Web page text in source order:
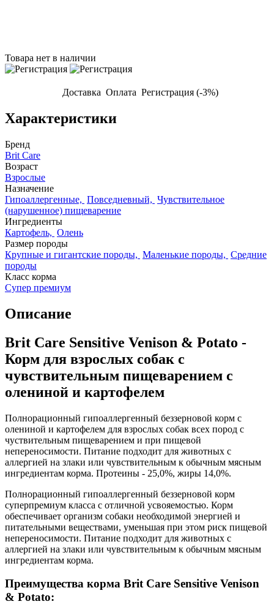
Товара нет в наличии
Доставка Оплата Регистрация (-3%)
Характеристики
Бренд
Brit Care
Возраст
Взрослые
Назначение
Гипоаллергенные, Повседневный, Чувствительное
(нарушенное) пищеварение
Ингредиенты
Картофель, Олень
Размер породы
Крупные и гигантские породы, Маленькие породы, Средние
породы
Класс корма
Супер премиум
Описание
Brit Care Sensitive Venison & Potato -
Корм для взрослых собак с
чувствительным пищеварением с
олениной и картофелем
Полнорационный гипоаллергенный беззерновой корм с
олениной и картофелем для взрослых собак всех пород с
чуствительным пищеварением и при пищевой
непереносимости. Питание подходит для животных с
аллергией на злаки или чувствительным к обычным мясным
ингредиентам корма. Протеины - 25,0%, жиры 14,0%.
Полнорационный гипоаллергенный беззерновой корм
суперпремиум класса с отличной усвояемостью. Корм
обеспечивает организм собаки необходимой энергией и
питательными веществами, уменьшая при этом риск пищевой
непереносимости. Питание подходит для животных с
аллергией на злаки или чувствительным к обычным мясным
ингредиентам корма.
Преимущества корма Brit Care Sensitive Venison
& Potato: